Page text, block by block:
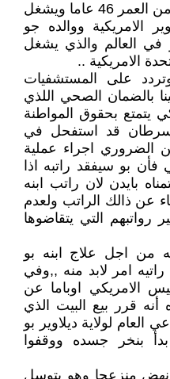
بو هذا هو اسم ابن بايدن البالغ من العمر 46 عاما ويشغل
الامريكية ووالده جو
في العالم والذي يشغل
الامريكية ..
على المستشفيات
بالضمان الصحي اللذي
يتمتع بحقوق المواطنة
قد استفحل في
الضروري اجراء عملية
فأن بو سيفقد راتبه اذا
بايدن لان راتب ابنه
عن ذالك الراتب ولعدم
رواتبهم التي يتقاضوها
من اجل علاج ابنه بو
امر لابد منه ,,وفي
الامريكي اوباما عن
أنه قرر بيع البيت الذي
لولاية ديلاوير بو
بنخر جسده ووقفوا
منزعجا وهو يتوسل